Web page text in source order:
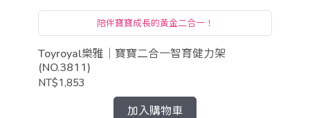
陪伴寶寶成長的黃金二合一！
Toyroyal樂雅｜寶寶二合一智育健力架
(NO.3811)
NT$1,853
加入購物車